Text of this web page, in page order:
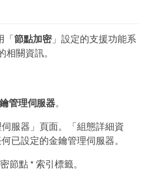
「節點加密」設定的支援功能系
關資訊。
管理伺服器。
服器」頁面。「組態詳細資
已設定的金鑰管理伺服器。
節點 * 索引標籤。